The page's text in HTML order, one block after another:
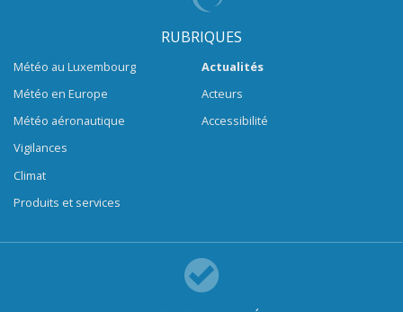
RUBRIQUES
Météo au Luxembourg
Météo en Europe
Météo aéronautique
Vigilances
Climat
Produits et services
Actualités
Acteurs
Accessibilité